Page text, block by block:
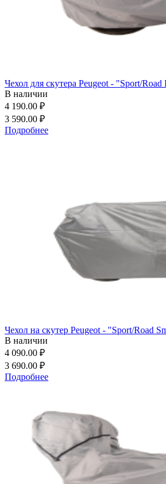
Чехол для скутера Peugeot - "Sport/Road
В наличии
4 190.00 ₽
3 590.00 ₽
Подробнее
Чехол на скутер Peugeot - "Sport/Road
В наличии
4 090.00 ₽
3 690.00 ₽
Подробнее